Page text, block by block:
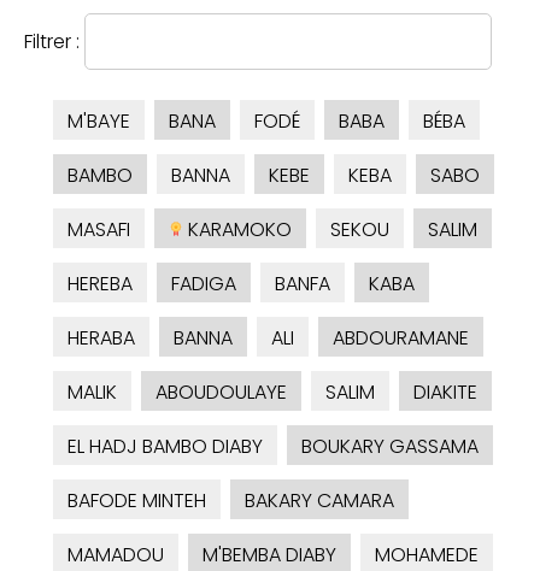
Filtrer :
M'BAYE BANA FODÉ BABA
BÉBA
BAMBO
BANNA KEBE KEBA
SABO
MASAFI
KARAMOKO SEKOU
SALIM
HEREBA
FADIGA BANFA
KABA
HERABA
BANNA ALI
ABDOURAMANE
MALIK
ABOUDOULAYE SALIM
DIAKITE
EL HADJ BAMBO DIABY
BOUKARY GASSAMA
BAFODE MINTEH
BAKARY CAMARA
MAMADOU
M'BEMBA DIABY
MOHAMEDE